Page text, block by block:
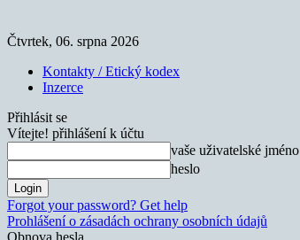
Čtvrtek, 06. srpna 2026
Kontakty / Etický kodex
Inzerce
Přihlásit se
Vítejte! přihlášení k účtu
vaše uživatelské jméno
heslo
Forgot your password? Get help
Prohlášení o zásadách ochrany osobních údajů
Obnova hesla